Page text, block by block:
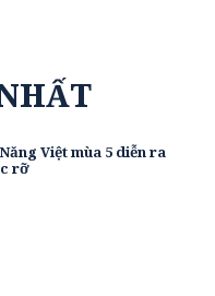
Việt mùa 5 diễn ra
rỡ